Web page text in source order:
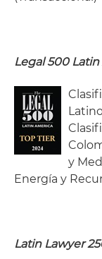
Legal 500
y
Energía y
Latin Lawyer